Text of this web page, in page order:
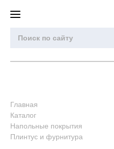
Главная
Каталог
Напольные покрытия
Плинтус и фурнитура